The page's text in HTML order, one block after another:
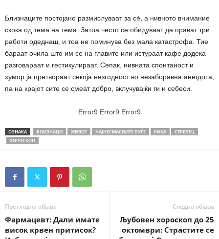
Близнаците постојано размислуваат за сè, а нивното внимание
скока од тема на тема. Затоа често се обидуваат да прават три
работи одеднаш, и тоа не поминува без мала катастрофа. Тие
бараат очила што им се на главите или истураат кафе додека
разговараат и гестикулираат. Сепак, нивната спонтаност и
хумор ја претвораат секоја незгодност во незаборавна анегдота,
па на крајот сите се смеат добро, вклучувајќи ги и себеси.
Error9 Error9 Error9
ОЗНАКА БЛИЗНАЦИ ЖИВОТ НАЈНЕСМАСНИТЕ ЛУЃЕ РИБА
СТРЕЛЕЦ
ХОРОСКОП
Претходна објава
Фармацевт: Дали имате
висок крвен притисок?
Следна објава
Љубовен хороскоп до 25
октомври: Страстите се